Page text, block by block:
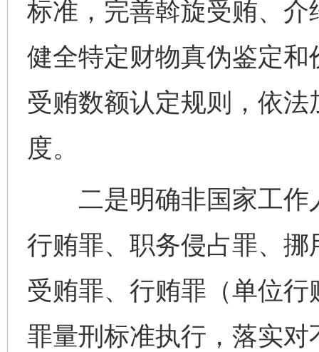
标准，完善斡旋受贿、
健全特定财物真伪鉴定
受贿数额认定规则，依
度。
二是明确非国家工作
行贿罪、职务侵占罪、
受贿罪、行贿罪（单位
罪量刑标准执行，落实